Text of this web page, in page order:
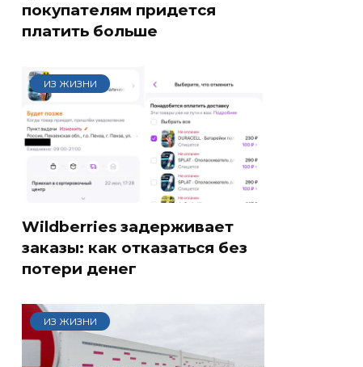
покупателям придется
платить больше
ИЗ ЖИЗНИ
Wildberries задерживает
заказы: как отказаться без
потери денег
ИЗ ЖИЗНИ